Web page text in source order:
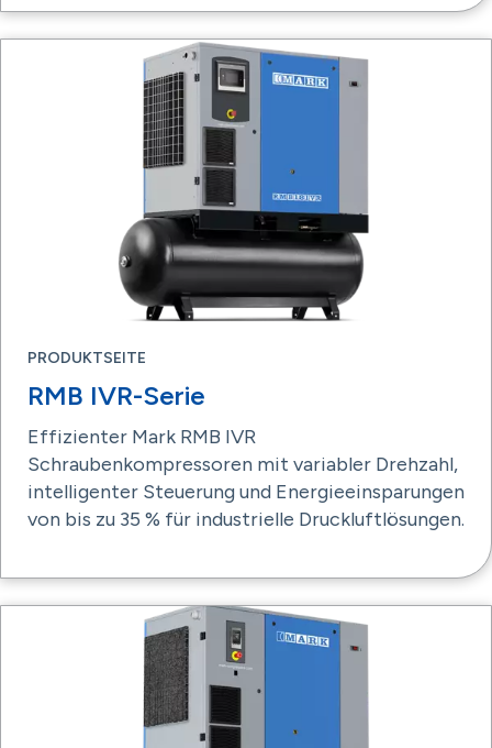
PRODUKTSEITE
RMB IVR-Serie
Effizienter Mark RMB IVR
Schraubenkompressoren mit variabler Drehzahl,
intelligenter Steuerung und Energieeinsparungen
von bis zu 35 % für industrielle Druckluftlösungen.